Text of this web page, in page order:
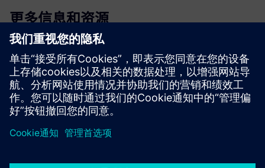
更多信息和资源
产品描述
更多信息
演示